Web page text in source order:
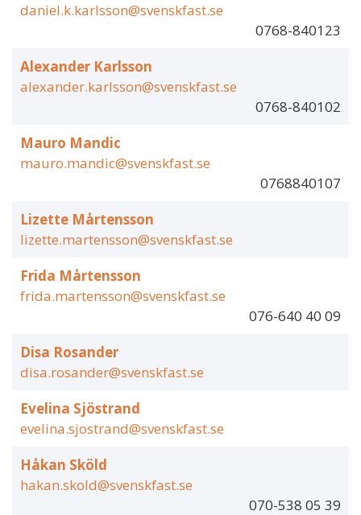
daniel.k.karlsson@svenskfast.se
0768-840123
Alexander Karlsson
alexander.karlsson@svenskfast.se
0768-840102
Mauro Mandic
mauro.mandic@svenskfast.se
0768840107
Lizette Mårtensson
lizette.martensson@svenskfast.se
Frida Mårtensson
frida.martensson@svenskfast.se
076-640 40 09
Disa Rosander
disa.rosander@svenskfast.se
Evelina Sjöstrand
evelina.sjostrand@svenskfast.se
Håkan Sköld
hakan.skold@svenskfast.se
070-538 05 39